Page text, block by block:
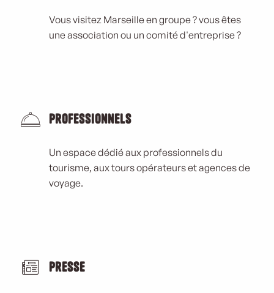
Vous visitez Marseille en groupe ? vous êtes
une association ou un comité d'entreprise ?
Professionnels
Un espace dédié aux professionnels du
tourisme, aux tours opérateurs et agences de
voyage.
Presse